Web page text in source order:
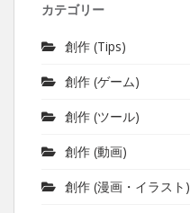
カテゴリー
創作 (Tips)
創作 (ゲーム)
創作 (ツール)
創作 (動画)
創作 (漫画・イラスト)